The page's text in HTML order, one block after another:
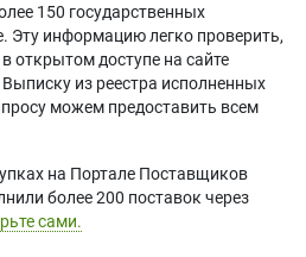
150 государственных
Эту информацию легко проверить,
открытом доступе на сайте
Выписку из реестра исполненных
можем предоставить всем
на Портале Поставщиков
более 200 поставок через
сами.